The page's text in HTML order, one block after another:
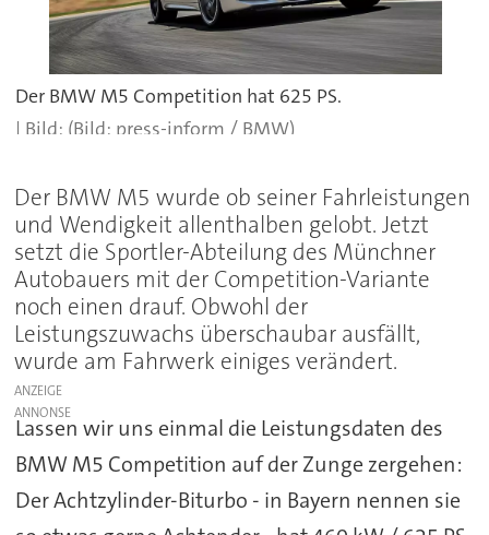
Der BMW M5 Competition hat 625 PS.
(Bild: press-inform / BMW)
Der BMW M5 wurde ob seiner Fahrleistungen
und Wendigkeit allenthalben gelobt. Jetzt
setzt die Sportler-Abteilung des Münchner
Autobauers mit der Competition-Variante
noch einen drauf. Obwohl der
Leistungszuwachs überschaubar ausfällt,
wurde am Fahrwerk einiges verändert.
ANZEIGE
Lassen wir uns einmal die Leistungsdaten des
BMW M5 Competition auf der Zunge zergehen:
Der Achtzylinder-Biturbo - in Bayern nennen sie